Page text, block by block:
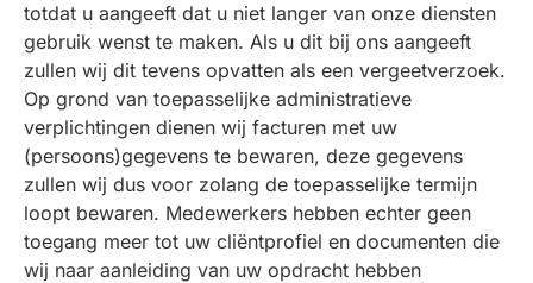
totdat u aangeeft dat u niet langer van onze diensten
gebruik wenst te maken. Als u dit bij ons aangeeft
zullen wij dit tevens opvatten als een vergeetverzoek.
Op grond van toepasselijke administratieve
verplichtingen dienen wij facturen met uw
(persoons)gegevens te bewaren, deze gegevens
zullen wij dus voor zolang de toepasselijke termijn
loopt bewaren. Medewerkers hebben echter geen
toegang meer tot uw cliëntprofiel en documenten die
wij naar aanleiding van uw opdracht hebben